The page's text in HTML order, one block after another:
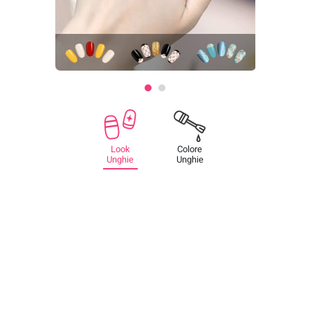
Look
Unghie
Colore
Unghie